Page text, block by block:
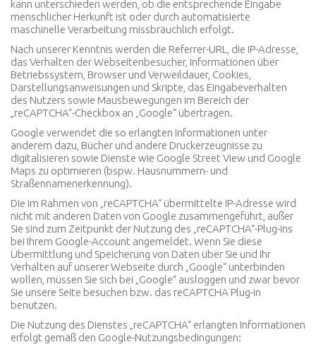
kann unterschieden werden, ob die entsprechende Eingabe
menschlicher Herkunft ist oder durch automatisierte
maschinelle Verarbeitung missbräuchlich erfolgt.
Nach unserer Kenntnis werden die Referrer-URL, die IP-Adresse,
das Verhalten der Webseitenbesucher, Informationen über
Betriebssystem, Browser und Verweildauer, Cookies,
Darstellungsanweisungen und Skripte, das Eingabeverhalten
des Nutzers sowie Mausbewegungen im Bereich der
„reCAPTCHA“-Checkbox an „Google“ übertragen.
Google verwendet die so erlangten Informationen unter
anderem dazu, Bücher und andere Druckerzeugnisse zu
digitalisieren sowie Dienste wie Google Street View und Google
Maps zu optimieren (bspw. Hausnummern- und
Straßennamenerkennung).
Die im Rahmen von „reCAPTCHA“ übermittelte IP-Adresse wird
nicht mit anderen Daten von Google zusammengeführt, außer
Sie sind zum Zeitpunkt der Nutzung des „reCAPTCHA“-Plug-ins
bei Ihrem Google-Account angemeldet. Wenn Sie diese
Übermittlung und Speicherung von Daten über Sie und Ihr
Verhalten auf unserer Webseite durch „Google“ unterbinden
wollen, müssen Sie sich bei „Google“ ausloggen und zwar bevor
Sie unsere Seite besuchen bzw. das reCAPTCHA Plug-in
benutzen.
Die Nutzung des Dienstes „reCAPTCHA“ erlangten Informationen
erfolgt gemäß den Google-Nutzungsbedingungen: